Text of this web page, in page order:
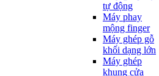
tự động
Máy phay
mộng finger
Máy ghép gỗ
khối dạng lớn
Máy ghép
khung cửa